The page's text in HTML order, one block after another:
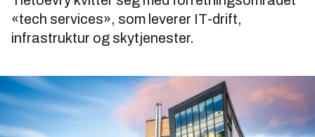
«tech services», som leverer IT-drift,
infrastruktur og skytjenester.